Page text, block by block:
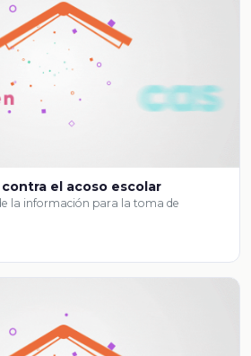
el acoso escolar
la información para la toma de